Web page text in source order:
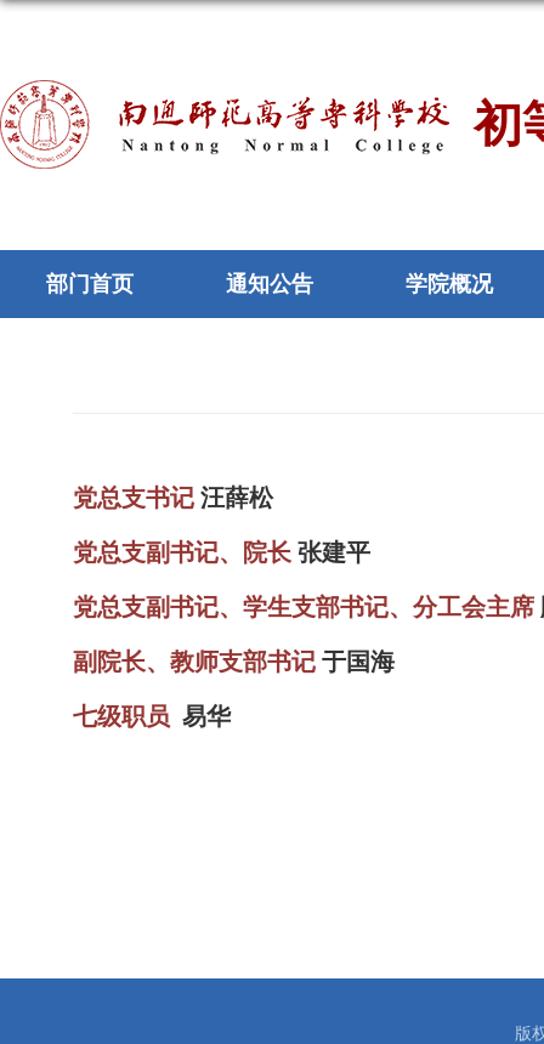
初
部门首页 通知公告 学院概况
党总支书记 汪薛松
党总支副书记、院长 张建平
党总支副书记、学生支部书记、分工会主席
副院长、教师支部书记 于国海
七级职员 易华
版